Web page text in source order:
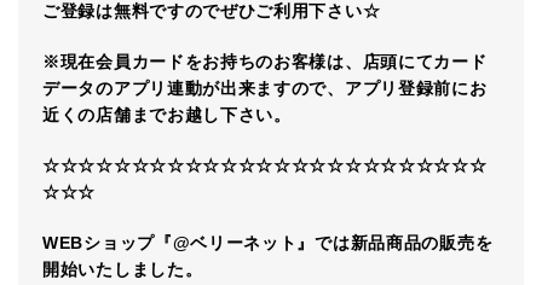
ご登録は無料ですのでぜひご利用下さい☆
※現在会員カードをお持ちのお客様は、店頭にてカード
データのアプリ連動が出来ますので、アプリ登録前にお
近くの店舗までお越し下さい。
☆☆☆☆☆☆☆☆☆☆☆☆☆☆☆☆☆☆☆☆☆☆☆☆☆
☆☆☆
WEBショップ『@ベリーネット』では新品商品の販売を
開始いたしました。